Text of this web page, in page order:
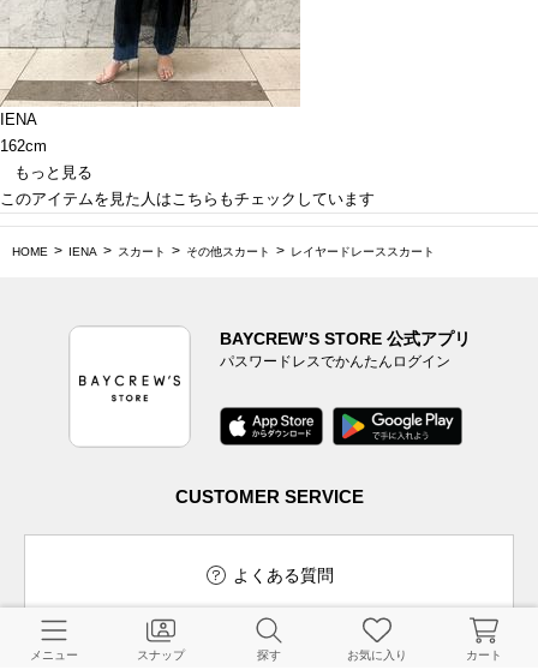
IENA
162cm
もっと見る
このアイテムを見た人はこちらもチェックしています
HOME IENA スカート その他スカート レイヤードレーススカート
BAYCREW’S STORE 公式アプリ
パスワードレスでかんたんログイン
CUSTOMER SERVICE
よくある質問
メニュー スナップ 探す お気に入り カート